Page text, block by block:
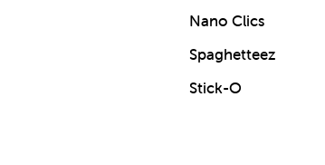
Nano Clics
Spaghetteez
Stick-O